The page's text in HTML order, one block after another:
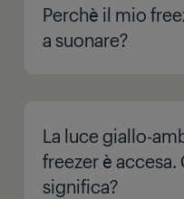
Perchè il mio
a suonare?
La luce giallo-
freezer è accesa.
significa?